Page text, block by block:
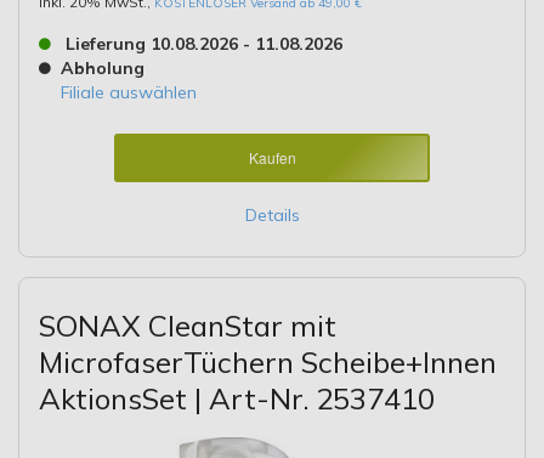
Lieferung 10.08.2026 - 11.08.2026
Abholung
Filiale auswählen
Kaufen
Details
SONAX CleanStar mit
MicrofaserTüchern Scheibe+Innen
AktionsSet | Art-Nr. 2537410